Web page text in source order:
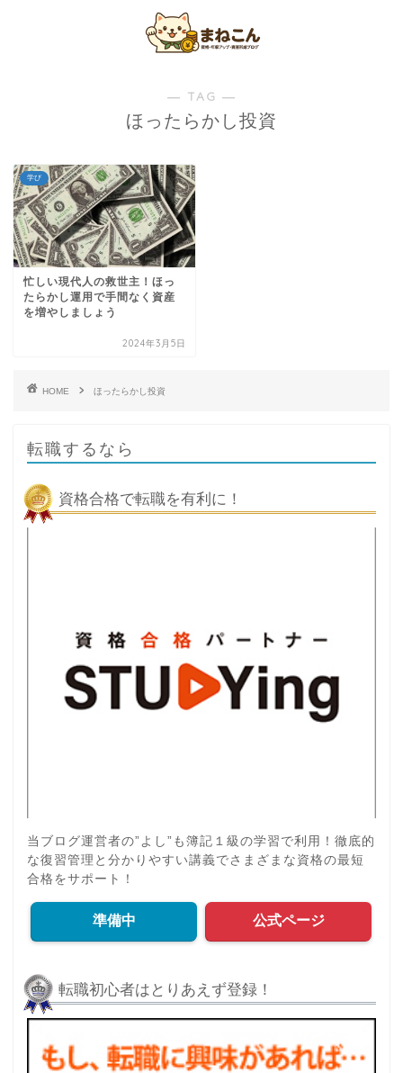
― TAG ―
ほったらかし投資
学び
忙しい現代人の救世主！ほっ
たらかし運用で手間なく資産
を増やしましょう
2024年3月5日
HOME ほったらかし投資
転職するなら
資格合格で転職を有利に！
当ブログ運営者の”よし”も簿記１級の学習で利用！徹底的
な復習管理と分かりやすい講義でさまざまな資格の最短
合格をサポート！
準備中 公式ページ
転職初心者はとりあえず登録！